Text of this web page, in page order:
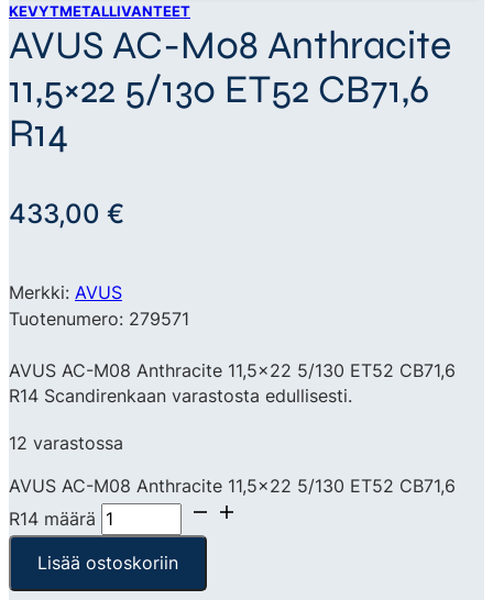
KEVYTMETALLIVANTEET
AVUS AC-M08 Anthracite
11,5×22 5/130 ET52 CB71,6
R14
433,00 €
Merkki: AVUS
Tuotenumero: 279571
AVUS AC-M08 Anthracite 11,5×22 5/130 ET52 CB71,6
R14 Scandirenkaan varastosta edullisesti.
12 varastossa
AVUS AC-M08 Anthracite 11,5x22 5/130 ET52 CB71,6
R14 määrä
Lisää ostoskoriin